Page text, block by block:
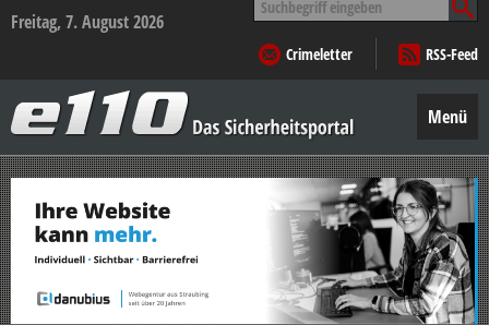
Freitag, 7. August 2026
nach:
Crimeletter
RSS-Feed
–
Das
Sicherheitsportal
Menü
Zum
Inhalt
springen